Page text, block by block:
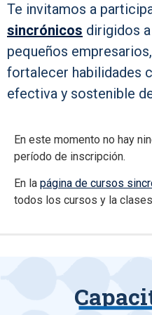
Te invitamos a
sincrónicos dirigidos
pequeños
fortalecer habilidades
efectiva y sostenible
En este momento no hay
período de inscripción.
En la página de cursos
todos los cursos y la